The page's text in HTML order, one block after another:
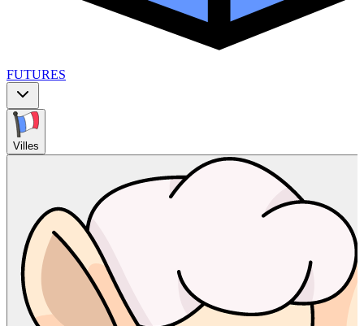
FUTURES
Villes